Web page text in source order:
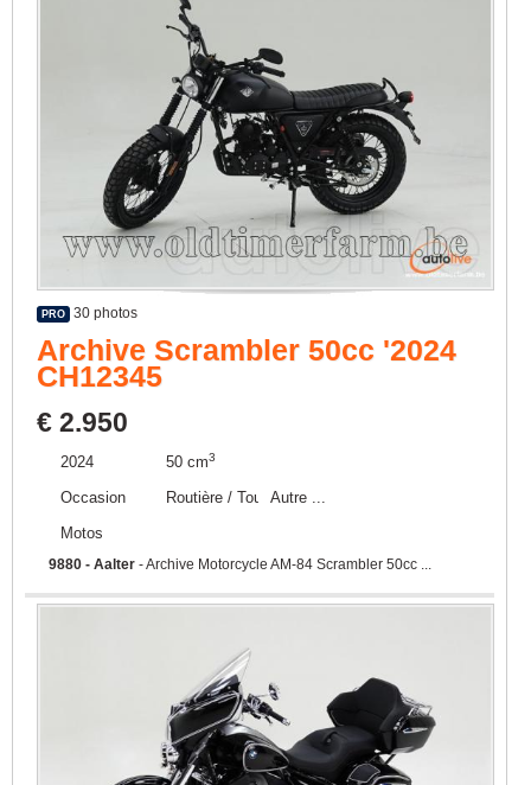
PRO 30 photos
Archive Scrambler 50cc '2024
CH12345
€ 2.950
2024 50 cm3
Occasion Routière / TouringAutre ...
Motos
9880 - Aalter - Archive Motorcycle AM-84 Scrambler 50cc ...